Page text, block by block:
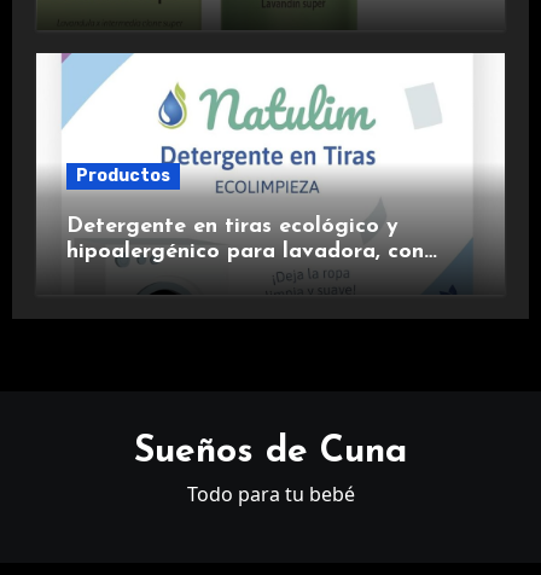
Productos
Detergente en tiras ecológico y
hipoalergénico para lavadora, con
suavizante incluido y fragancia de
lavanda.
Sueños de Cuna
Todo para tu bebé